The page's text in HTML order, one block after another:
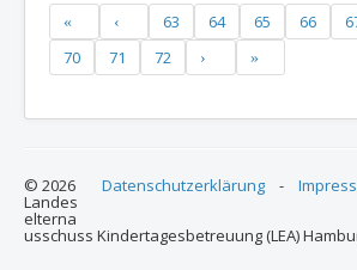
63 64 65 66
70
71 72
Datenschutzerklärung -
© 2026
Landes
elterna
usschuss Kindertagesbetreuung (LEA)